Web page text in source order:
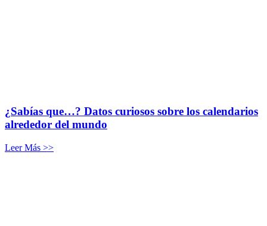
¿Sabías que…? Datos curiosos sobre los calendarios
alrededor del mundo
Leer Más >>